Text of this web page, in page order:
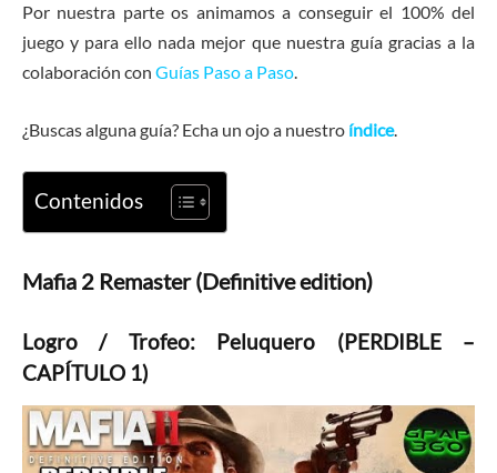
Por nuestra parte os animamos a conseguir el 100% del
juego y para ello nada mejor que nuestra guía gracias a la
colaboración con Guías Paso a Paso.
¿Buscas alguna guía? Echa un ojo a nuestro índice.
Contenidos
Mafia 2 Remaster (Definitive edition)
Logro / Trofeo: Peluquero (PERDIBLE –
CAPÍTULO 1)